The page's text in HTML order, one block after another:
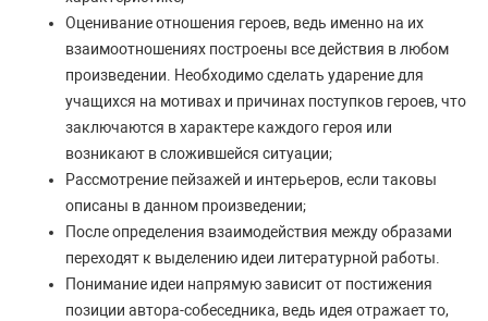
Оценивание отношения героев, ведь именно на их
взаимоотношениях построены все действия в любом
произведении. Необходимо сделать ударение для
учащихся на мотивах и причинах поступков героев, что
заключаются в характере каждого героя или
возникают в сложившейся ситуации;
Рассмотрение пейзажей и интерьеров, если таковы
описаны в данном произведении;
После определения взаимодействия между образами
переходят к выделению идеи литературной работы.
Понимание идеи напрямую зависит от постижения
позиции автора-собеседника, ведь идея отражает то,